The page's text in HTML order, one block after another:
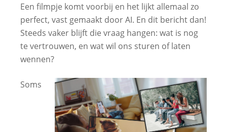
Een filmpje komt voorbij en het lijkt allemaal zo
perfect, vast gemaakt door AI. En dit bericht dan!
Steeds vaker blijft die vraag hangen: wat is nog
te vertrouwen, en wat wil ons sturen of laten
wennen?
Soms